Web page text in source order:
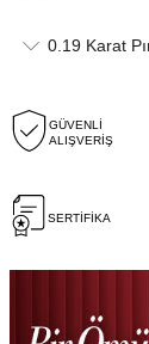
0.19 Karat
GÜVENLİ
ALIŞVERİŞ
SERTİFİKA